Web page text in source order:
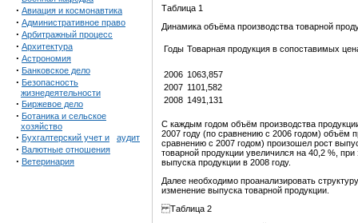
· Авиация и космонавтика
· Административное право
· Арбитражный процесс
· Архитектура
· Астрономия
· Банковское дело
· Безопасность
жизнедеятельности
· Биржевое дело
· Ботаника и сельское
хозяйство
· Бухгалтерский учет и аудит
· Валютные отношения
· Ветеринария
Таблица 1
Динамика объёма производства товарной
Годы Товарная продукция в сопоставимых
2006 1063,857
2007 1101,582
2008 1491,131
С каждым годом объём производства
2007 году (по сравнению с 2006 годом) объём
сравнению с 2007 годом) произошел рост
товарной продукции увеличился на 40,2 %,
выпуска продукции в 2008 году.
Далее необходимо проанализировать
изменение выпуска товарной продукции.
Таблица 2